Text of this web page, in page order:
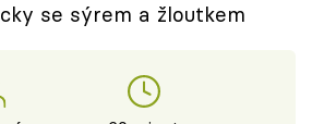
se sýrem a žloutkem